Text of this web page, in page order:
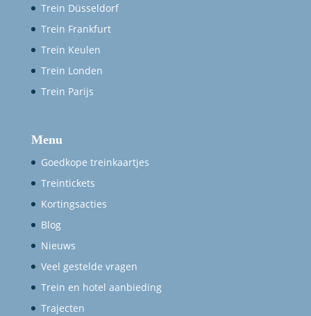
Trein Düsseldorf
Trein Frankfurt
Trein Keulen
Trein Londen
Trein Parijs
Menu
Goedkope treinkaartjes
Treintickets
Kortingsacties
Blog
Nieuws
Veel gestelde vragen
Trein en hotel aanbieding
Trajecten